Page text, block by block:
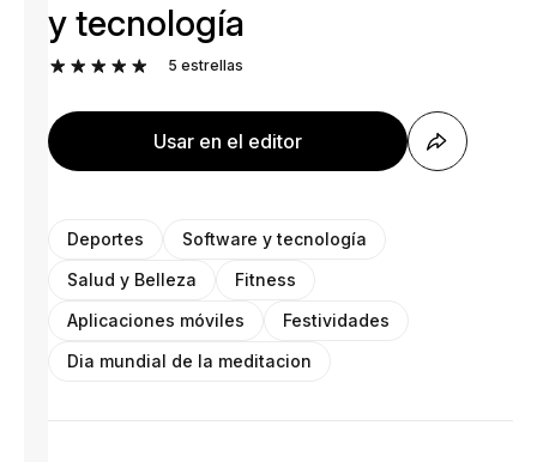
y tecnología
5 estrellas
Usar en el editor
Deportes
Software y tecnología
Salud y Belleza
Fitness
Aplicaciones móviles
Festividades
Dia mundial de la meditacion